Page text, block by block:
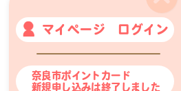
マイページ ログイン
奈良市ポイントカード
新規申し込みは終了しました